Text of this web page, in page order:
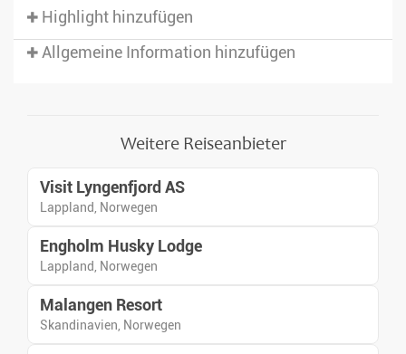
Highlight hinzufügen
Allgemeine Information hinzufügen
Weitere Reiseanbieter
Visit Lyngenfjord AS
Lappland, Norwegen
Engholm Husky Lodge
Lappland, Norwegen
Malangen Resort
Skandinavien, Norwegen